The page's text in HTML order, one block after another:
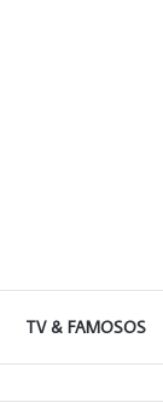
TV & FAMOSOS